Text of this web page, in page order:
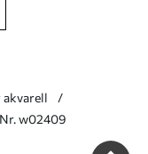
w02409